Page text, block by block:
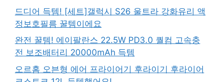
드디어 득템! [세트]갤럭시 S26 울트라 강화유리 액
정보호필름 꿀템이에요
완전 꿀템! 에이팔란스 22.5W PD3.0 퀄컴 고속충
전 보조배터리 20000mAh 득템
오르홈 오븐형 에어 프라이어기 후라이기 후라이어